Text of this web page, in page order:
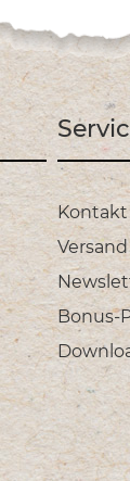
Kontakt
Bonus-